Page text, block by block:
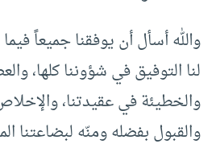
والله أسأل أن يوفقنا جميعاً
لنا التوفيق في شؤوننا كلها،
والخطيئة في عقيدتنا، والإخلاص
والقبول بفضله ومنّه لبضاعتنا